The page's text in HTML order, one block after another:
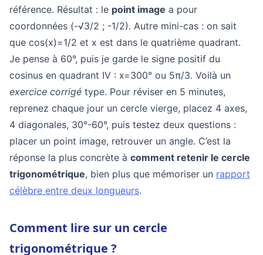
référence. Résultat : le point image a pour
coordonnées (-√3/2 ; -1/2). Autre mini-cas : on sait
que cos(x)=1/2 et x est dans le quatrième quadrant.
Je pense à 60°, puis je garde le signe positif du
cosinus en quadrant IV : x=300° ou 5π/3. Voilà un
exercice corrigé type. Pour réviser en 5 minutes,
reprenez chaque jour un cercle vierge, placez 4 axes,
4 diagonales, 30°-60°, puis testez deux questions :
placer un point image, retrouver un angle. C’est la
réponse la plus concrète à comment retenir le cercle
trigonométrique, bien plus que mémoriser un rapport
célèbre entre deux longueurs.
Comment lire sur un cercle
trigonométrique ?